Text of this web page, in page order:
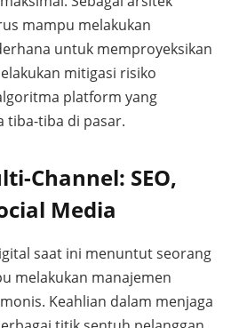
mampu melakukan
untuk memproyeksikan
mitigasi risiko
platform yang
tiba-tiba di pasar.
Channel: SEO,
Media
saat ini menuntut seorang
melakukan manajemen
Keahlian dalam menjaga